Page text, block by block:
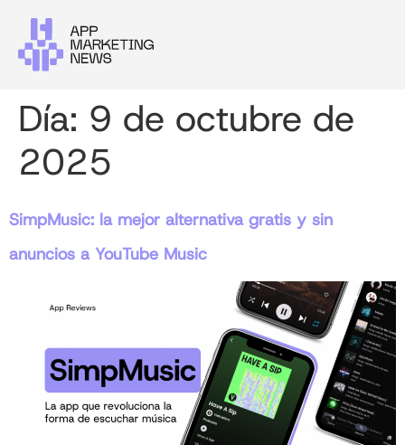
Día: 9 de octubre de
2025
SimpMusic: la mejor alternativa gratis y sin
anuncios a YouTube Music